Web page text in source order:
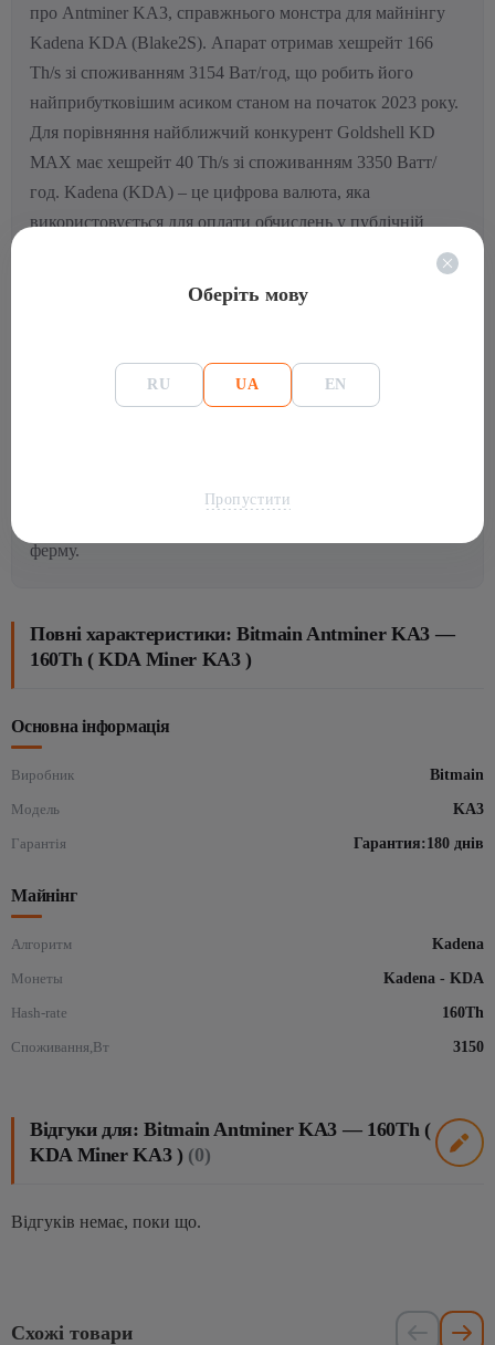
про Antminer KA3, справжнього монстра для майнінгу
Kadena KDA (Blake2S). Апарат отримав хешрейт 166
Th/s зі споживанням 3154 Ват/год, що робить його
найприбутковішим асиком станом на початок 2023 року.
Для порівняння найближчий конкурент Goldshell KD
MAX має хешрейт 40 Th/s зі споживанням 3350 Ватт/
год. Kadena (KDA) – це цифрова валюта, яка
використовується для оплати обчислень у публічній
компенсацію за блоки майнінгу в мережі, і це комісія за
транзакції були включені в блок. Хоча асік і має назву
KA3, але за компонуванням це все той же асік 19ої серії,
підійде як для новачків, так і для досвідчених майнерів,
ферму.
Повні характеристики: Bitmain Antminer KA3 —
160Th ( KDA Miner KA3 )
Основна інформація
Виробник Bitmain
Модель KA3
Гарантія Гарантия:180 днів
Майнінг
Алгоритм Kadena
Монеты Kadena - KDA
Hash-rate 160Th
Споживання,Вт 3150
Відгуки для: Bitmain Antminer KA3 — 160Th (
KDA Miner KA3 ) (0)
Відгуків немає, поки що.
Схожі товари
Оберіть мову
RU UA EN
Пропустити